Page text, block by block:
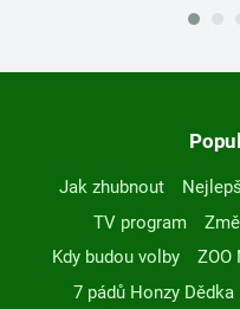
Jak zhubnout
TV program
Kdy budou volby
ZOO
7 pádů Honzy Dědka